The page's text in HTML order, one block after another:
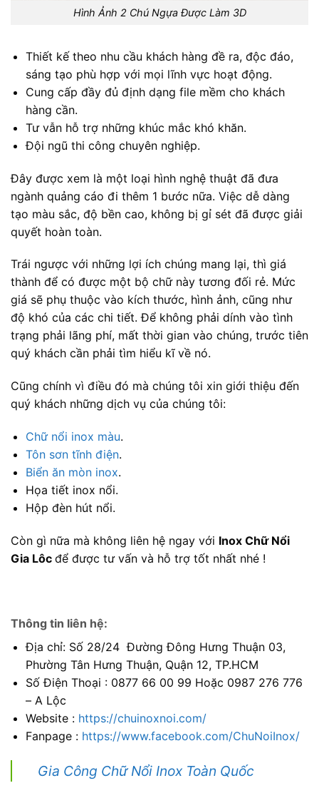
Hình Ảnh 2 Chú Ngựa Được Làm 3D
Thiết kế theo nhu cầu khách hàng đề ra, độc đáo,
sáng tạo phù hợp với mọi lĩnh vực hoạt động.
Cung cấp đầy đủ định dạng file mềm cho khách
hàng cần.
Tư vẫn hỗ trợ những khúc mắc khó khăn.
Đội ngũ thi công chuyên nghiệp.
Đây được xem là một loại hình nghệ thuật đã đưa
ngành quảng cáo đi thêm 1 bước nữa. Việc dễ dàng
tạo màu sắc, độ bền cao, không bị gỉ sét đã được giải
quyết hoàn toàn.
Trái ngược với những lợi ích chúng mang lại, thì giá
thành để có được một bộ chữ này tương đối rẻ. Mức
giá sẽ phụ thuộc vào kích thước, hình ảnh, cũng như
độ khó của các chi tiết. Để không phải dính vào tình
trạng phải lãng phí, mất thời gian vào chúng, trước tiên
quý khách cần phải tìm hiểu kĩ về nó.
Cũng chính vì điều đó mà chúng tôi xin giới thiệu đến
quý khách những dịch vụ của chúng tôi:
Chữ nổi inox màu.
Tôn sơn tĩnh điện.
Biển ăn mòn inox.
Họa tiết inox nổi.
Hộp đèn hút nổi.
Còn gì nữa mà không liên hệ ngay với Inox Chữ Nổi
Gia Lôc để được tư vấn và hỗ trợ tốt nhất nhé !
Thông tin liên hệ:
Địa chỉ: Số 28/24 Đường Đông Hưng Thuận 03,
Phường Tân Hưng Thuận, Quận 12, TP.HCM
Số Điện Thoại : 0877 66 00 99 Hoặc 0987 276 776
– A Lộc
Website : https://chuinoxnoi.com/
Fanpage : https://www.facebook.com/ChuNoiInox/
Gia Công Chữ Nổi Inox Toàn Quốc